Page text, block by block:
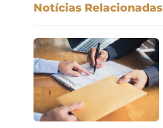
Notícias Relacionadas